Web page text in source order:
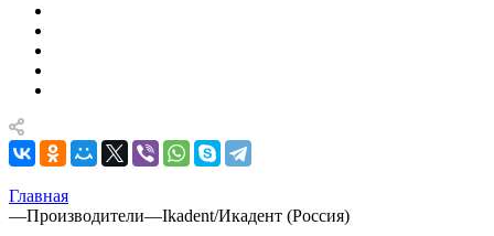
Главная
—Производители—Ikadent/Икадент (Россия)